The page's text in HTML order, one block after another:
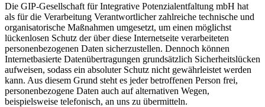
Die GIP-Gesellschaft für Integrative Potenzialentfaltung mbH hat
als für die Verarbeitung Verantwortlicher zahlreiche technische und
organisatorische Maßnahmen umgesetzt, um einen möglichst
lückenlosen Schutz der über diese Internetseite verarbeiteten
personenbezogenen Daten sicherzustellen. Dennoch können
Internetbasierte Datenübertragungen grundsätzlich Sicherheitslücken
aufweisen, sodass ein absoluter Schutz nicht gewährleistet werden
kann. Aus diesem Grund steht es jeder betroffenen Person frei,
personenbezogene Daten auch auf alternativen Wegen,
beispielsweise telefonisch, an uns zu übermitteln.